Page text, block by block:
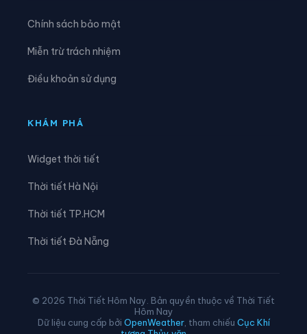
Xã Mù Cang Chải
Xã Phong Hải
Chính sách bảo mật
Miễn trừ trách nhiệm
Điều khoản sử dụng
KHÁM PHÁ
Widget thời tiết
Thời tiết Hà Nội
Thời tiết TP.HCM
Thời tiết Đà Nẵng
© 2026 Thời Tiết Hôm Nay. Bản quyền thuộc về Thời Tiết
Hôm Nay
Dữ liệu cung cấp bởi OpenWeather, tham chiếu Cục Khí